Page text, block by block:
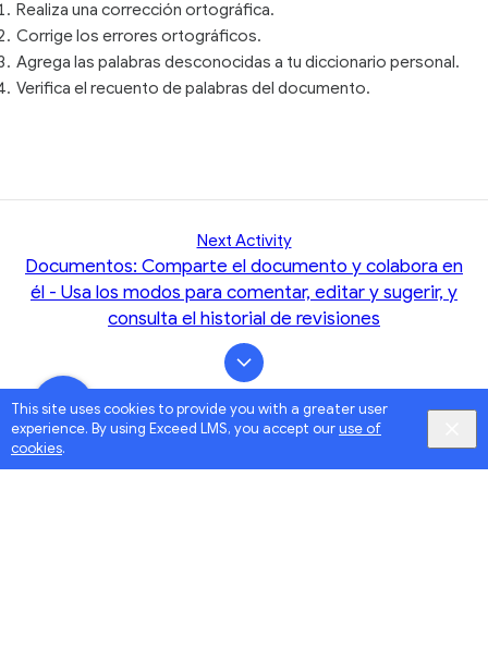
This site uses cookies to provide you with a greater user
experience. By using Exceed LMS, you accept ouruse of
cookies.
Realiza una corrección ortográfica.
Corrige los errores ortográficos.
Agrega las palabras desconocidas a tu diccionario personal.
Verifica el recuento de palabras del documento.
Next Activity
Documentos: Comparte el documento y colabora en
él - Usa los modos para comentar, editar y sugerir, y
consulta el historial de revisiones